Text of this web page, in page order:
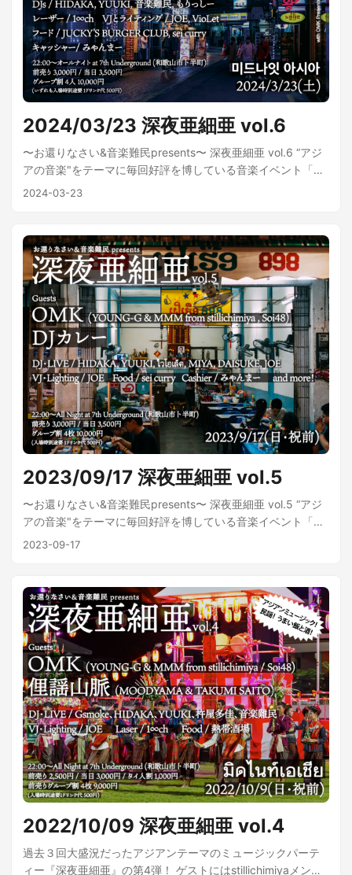
デューサー/DJ。おでん屋「そのとうり」、和菓子屋「かんた
んなゆめ」プロデューサー。LUCKYME®(UK)、LEAVING
RECORDS(US)からもリリースを行う一方、ポップ・デュオ
「Sugar’s Campaign」のメンバーとしても活動。その非凡で
特異、類稀な独自の音楽性が国内外エレクトロニック・ミュ
ージック・シーンにおいて常に存在感を発揮し、アートや哲
学領域にも精通するセンスには多方面からも常に注目が集ま
っている。 お寿司のともみ 90年代生まれ宅録シンガーソング
ライター。ドリーミーな曲調のどこか懐かしいベッドルーム
ポップを歌う。作詞作曲からトラック作り、ミックス、マス
だわりを持つトラック作りでは、打ち込みは行わずに生楽器
売の最新作5th EP「見つめてたい - Stare At You」はダウンロ
ードコード付き自作MDとしてライブ会場限定販売中。4th EP
までの楽曲はApple Music、Spotifyなどで配信中。
2024/03/23 深夜亜細亜 vol.6
〜お還りなさい&音楽難民presents〜 深夜亜細亜 vol.6 “アジ
アの音楽"をテーマに毎回好評を博している音楽イベント「深
夜亜細亜」が6回目の開催！ 今回はOMKと共催で、韓国から
22:00〜 会場：7th underground (和歌山市卜半町) 前売
¥3,000 / 当日 ¥3,500 グループ割 4枚 10,000円 Guest DJs :
SEESEA, ACS, DJ YESYES LIVE : Gsmoke DJs : HIDAKA,
YUUKI, 音楽難民、もりっしー VJ & Lighting : JOE, VioLet
Laser : 1∞ch Food : JUCKY’S BURGER CLUB, sei curry
Cashier : みゃんまー SEESEA（シーシー）は韓国のローカ
ル・ダンスミュージック、“ポンチャック"とK-POPと最先端の
ハードコアダンスを融合させた独自のミックス・スタイル
で、野外フェス、BOILER ROOM SEOULに参加。 2023年に
はTECHNO GAKSULI名義で初のEP「JJAM-BBONG」をリリ
ースし、プロデューサーとして本格的な活動を開始してい
る。 今回初来日となるDJデュオ、ACS（エーシーエス）は
BPMを自由自在に操り、タイ、韓国、ベトナムなどアジアの
ダンスミュージックをスピード感のあるグルーヴでミック
ス。自身でヴェニュー"ACS"を運営し、ポンチャック音楽にフ
ォーカスするイベント「フューチャー観光メドレー」をオー
ガナイズするソウル地下シーンの立役者である。 レーベル
では欠かせないオーガナイザーであるPark Daham（パク・ダ
いジャンルレスな選曲が魅力なDJ YESYES。 まさにADMを体
現する4人のDJ達が揃って、日本の現場でリンクできる貴重
な体験となることは間違いない。 OMKが提唱するADM ≠
EDM “ASIAN DANCE MUSIC” その国、その街のリディムとス
トーリーが凝縮された、リアルな音楽を3都市3様でお楽しみ
下さい！ツアーに合わせての音源リリースも予定されていま
す。 Profile ...
2024-03-23
2023/09/17 深夜亜細亜 vol.5
〜お還りなさい&音楽難民presents〜 深夜亜細亜 vol.5 “アジ
アの音楽"をテーマに毎回好評を博している音楽イベント「深
夜亜細亜」が5回目の開催！ 毎度おなじみ最先端のアジアの
前日) 22:00〜 会場：7th underground (和歌山市卜半町) 前売
¥3,000 / 当日 ¥3,500 グループ割 4枚 10,000円 ゲスト :
OMK(YOUNG-G from stillichimiya、MMM from
stillichimiya、Soi48) / DJ カレー DJ/LIVE : HIDAKA / YUUKI /
ไวโอเล็ต / MIYA / DAISUKE / JOE VJ/Lighting : JOE / VioLet
Food : sei curry Cashier : みゃんまー and more…! DJ カレー
インド・デリーに半年居住していた経験を活かし、インド産
EDMを中心に、DJパーティー「Soi48」内で活動中。普段は
某音楽レーベルで働く限界社会人。OMK志願兵。 OMK (ワン
メコン) stillichimiyaのYOUNG-G、MMM、DJユニットSoi48
による、アジアの地下ヒップホップ・シーンからクラブ、ロ
ーカルなディスコまで潜入調査し、インターネットの世界で
はわからない現地体験をグルーヴに落とし込むDJ集団。タイ
のサイヨー、ベトナムのビナハウスを代表としたアジア産ベ
ースミュージック=ADM、最先端ヒップホップ、レゲエからレ
コードに刻み込まれた歌謡曲、民謡までジャンル、フォーマ
ットを問わずプレイするのがモットー。そのスタイルにアジ
2023-09-17
2022/10/09 深夜亜細亜 vol.4
過去３回大盛況だったアジアンテーマのミュージックパーテ
ィー『深夜亜細亜』の第4弾！ ゲストにはstillichimiyaメンバ